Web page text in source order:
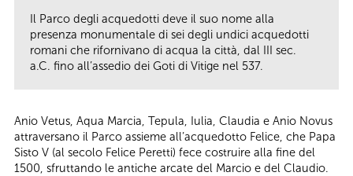
Il Parco degli acquedotti deve il suo nome alla
presenza monumentale di sei degli undici acquedotti
romani che rifornivano di acqua la città, dal III sec.
a.C. fino all’assedio dei Goti di Vitige nel 537.
Anio Vetus, Aqua Marcia, Tepula, Iulia, Claudia e Anio Novus
attraversano il Parco assieme all’acquedotto Felice, che Papa
Sisto V (al secolo Felice Peretti) fece costruire alla fine del
1500, sfruttando le antiche arcate del Marcio e del Claudio.